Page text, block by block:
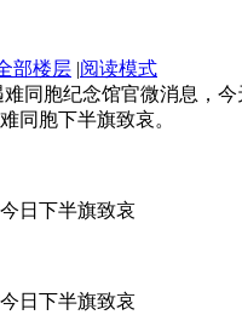
部楼层 |阅读模式
同胞纪念馆官微消息，
同胞下半旗致哀。
日下半旗致哀
日下半旗致哀